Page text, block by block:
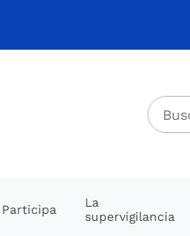
Participa
La
supervigilancia